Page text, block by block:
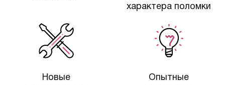
характера поломки
Новые
Опытные